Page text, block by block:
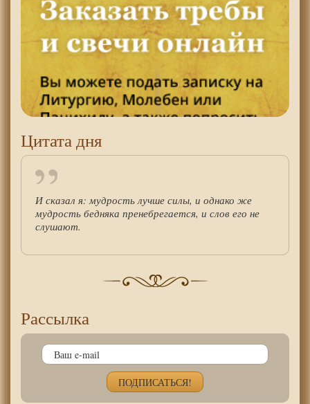
Цитата дня
И сказал я: мудрость лучше силы, и однако же
мудрость бедняка пренебрегается, и слов его не
слушают.
Рассылка